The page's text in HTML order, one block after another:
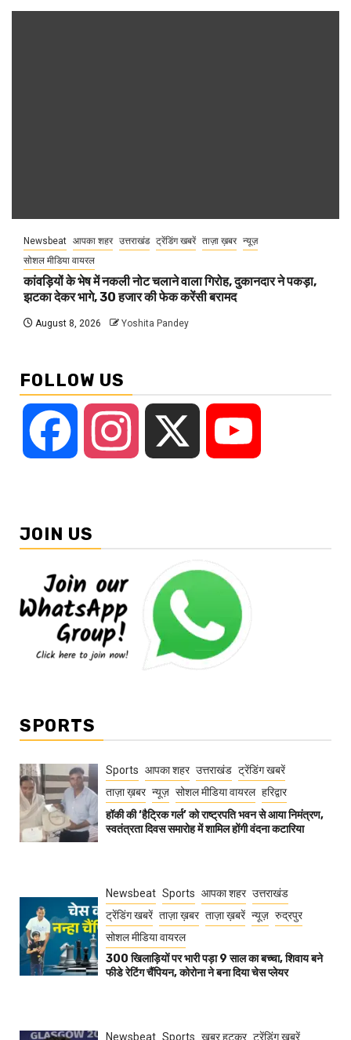
Newsbeat आपका शहर उत्तराखंड ट्रेंडिंग खबरें ताज़ा ख़बर न्यूज़
सोशल मीडिया वायरल
कांवड़ियों के भेष में नकली नोट चलाने वाला गिरोह, दुकानदार ने पकड़ा,
झटका देकर भागे, 30 हजार की फेक करेंसी बरामद
August 8, 2026 Yoshita Pandey
FOLLOW US
Facebook Instagram
JOIN US
SPORTS
Sports आपका शहर उत्तराखंड ट्रेंडिंग खबरें
ताज़ा ख़बर न्यूज़ सोशल मीडिया वायरल हरिद्वार
हॉकी की ‘हैट्रिक गर्ल’ को राष्ट्रपति भवन से आया निमंत्रण,
स्वतंत्रता दिवस समारोह में शामिल होंगी वंदना कटारिया
Newsbeat Sports आपका शहर उत्तराखंड
ट्रेंडिंग खबरें ताज़ा ख़बर ताज़ा ख़बरें न्यूज़ रुद्रपुर
सोशल मीडिया वायरल
300 खिलाड़ियों पर भारी पड़ा 9 साल का बच्चा, शिवाय बने
फीडे रेटिंग चैंपियन, कोरोना ने बना दिया चेस प्लेयर
Newsbeat Sports खबर हटकर ट्रेंडिंग खबरें